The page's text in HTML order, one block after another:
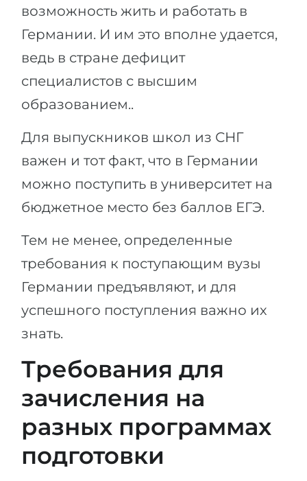
возможность жить и работать в
Германии. И им это вполне удается,
ведь в стране дефицит
специалистов с высшим
образованием..
Для выпускников школ из СНГ
важен и тот факт, что в Германии
можно поступить в университет на
бюджетное место без баллов ЕГЭ.
Тем не менее, определенные
требования к поступающим вузы
Германии предъявляют, и для
успешного поступления важно их
знать.
Требования для
зачисления на
разных программах
подготовки